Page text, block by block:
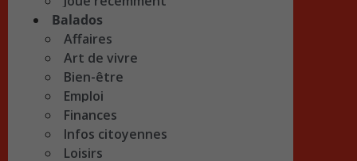
Balados
Affaires
Art de vivre
Bien-être
Emploi
Finances
Infos citoyennes
Loisirs